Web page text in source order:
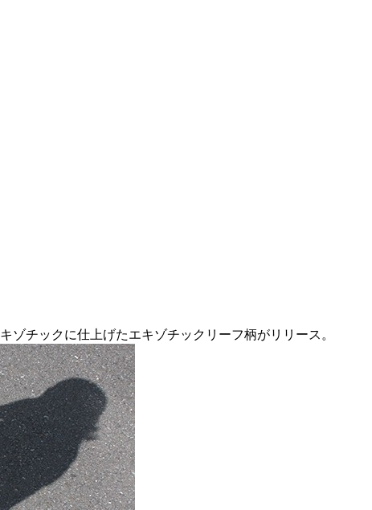
チックに仕上げたエキゾチックリーフ柄がリリース。